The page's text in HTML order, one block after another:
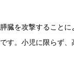
臓を攻撃することに
す。小児に限らず、